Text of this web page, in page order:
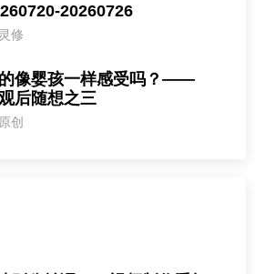
20260726
修
像婴孩一样感受吗？——
后随想之三
创